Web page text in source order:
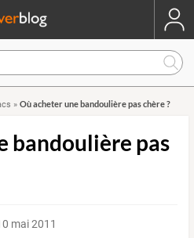
» Où acheter une bandoulière pas chère ?
bandoulière pas
mai 2011